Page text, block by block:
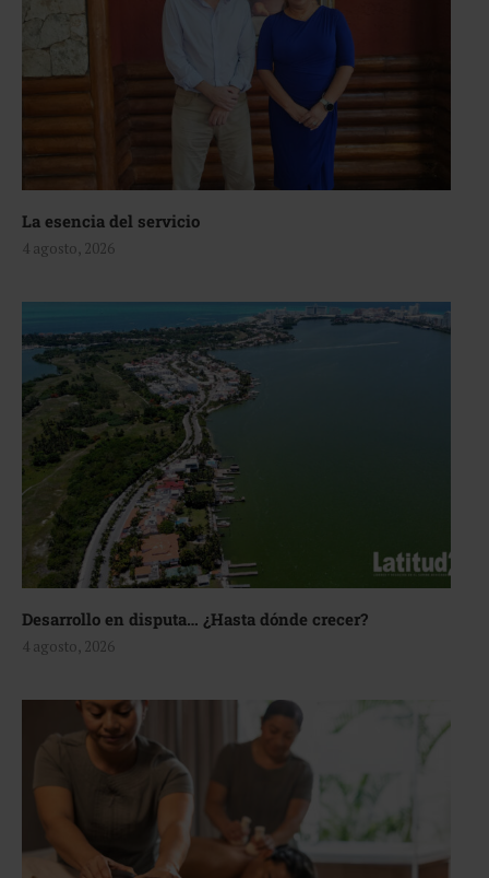
La esencia del servicio
4 agosto, 2026
Desarrollo en disputa… ¿Hasta dónde crecer?
4 agosto, 2026